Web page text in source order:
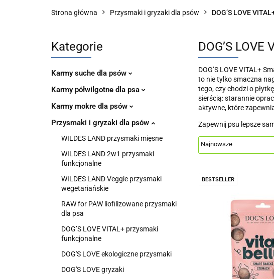
Strona główna Przysmaki i gryzaki dla psów DOG’S LOVE
Kategorie
Karmy suche dla psów
Karmy półwilgotne dla psa
Karmy mokre dla psów
Przysmaki i gryzaki dla psów
WILDES LAND przysmaki mięsne
WILDES LAND 2w1 przysmaki
funkcjonalne
WILDES LAND Veggie przysmaki
wegetariańskie
RAW for PAW liofilizowane przysmaki
dla psa
DOG’S LOVE VITAL+ przysmaki
funkcjonalne
DOG'S LOVE ekologiczne przysmaki
DOG'S LOVE gryzaki
DOG’S
DOG’S LOVE VITAL+
to nie tylko smaczna
tego, czy chodzi o
sierścią: starannie
aktywne, które
Zapewnij psu lepsze
BESTSELLER